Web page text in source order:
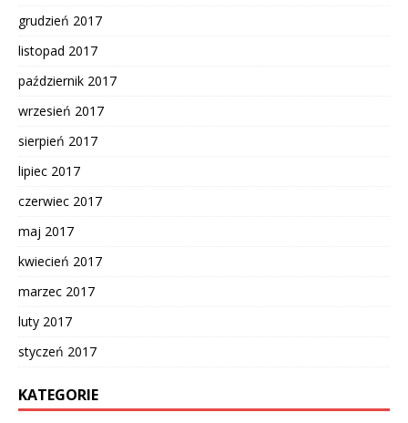
grudzień 2017
listopad 2017
październik 2017
wrzesień 2017
sierpień 2017
lipiec 2017
czerwiec 2017
maj 2017
kwiecień 2017
marzec 2017
luty 2017
styczeń 2017
KATEGORIE